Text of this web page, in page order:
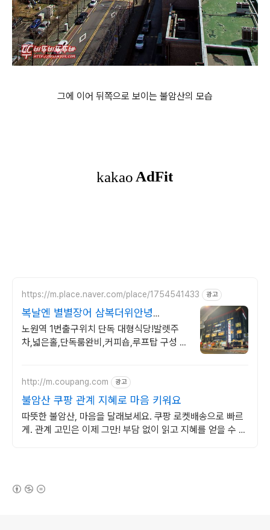
그에 이어 뒤쪽으로 보이는 불암산의 모습
https://m.place.naver.com/place/1754541433 광고
복날엔 별별장어 삼복더위안녕
Private 룸&생일10%
노원역 1번출구위치 단독 대형식당!발렛주
차,넓은홀,단독룸완비,커피숍,루프탑 구성 넓
http://m.coupang.com 광고
불암산 쿠팡 관계 지혜로 마음 키워요
따뜻한 불암산, 마음을 달래보세요. 쿠팡 로켓배송으로 빠르
게. 관계 고민은 이제 그만! 부담 없이 읽고 지혜를 얻을 수 있